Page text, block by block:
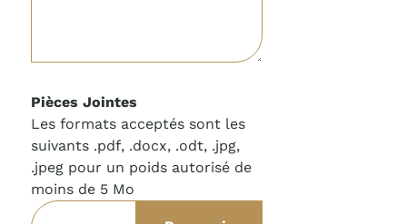
Pièces Jointes
Les formats acceptés sont les
suivants .pdf, .docx, .odt, .jpg,
.jpeg pour un poids autorisé de
moins de 5 Mo